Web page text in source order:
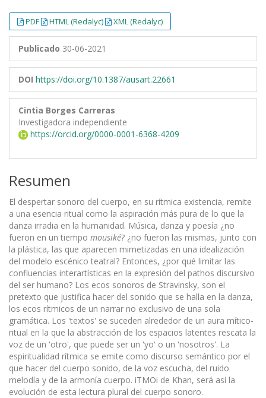
PDF HTML (Redalyc) XML (Redalyc)
Publicado 30-06-2021
DOI https://doi.org/10.1387/ausart.22661
Cintia Borges Carreras
Investigadora independiente
https://orcid.org/0000-0001-6368-4209
Resumen
El despertar sonoro del cuerpo, en su rítmica existencia, remite
a una esencia ritual como la aspiración más pura de lo que la
danza irradia en la humanidad. Música, danza y poesía ¿no
fueron en un tiempo mousiké? ¿no fueron las mismas, junto con
la plástica, las que aparecen mimetizadas en una idealización
del modelo escénico teatral? Entonces, ¿por qué limitar las
confluencias interartísticas en la expresión del pathos discursivo
del ser humano? Los ecos sonoros de Stravinsky, son el
pretexto que justifica hacer del sonido que se halla en la danza,
los ecos rítmicos de un narrar no exclusivo de una sola
gramática. Los 'textos' se suceden alrededor de un aura mítico-
ritual en la que la abstracción de los espacios latentes rescata la
voz de un 'otro', que puede ser un 'yo' o un 'nosotros'. La
espiritualidad rítmica se emite como discurso semántico por el
que hacer del cuerpo sonido, de la voz escucha, del ruido
melodía y de la armonía cuerpo. iTMOi de Khan, será así la
evolución de esta lectura plural del cuerpo sonoro.